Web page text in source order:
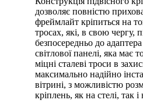
дозволяє повністю
фреймлайт кріпиться на
тросах, які, в свою чергу,
безпосередньо до
світлової панелі, яка має
міцні сталеві троси в
максимально надійно
вітрині, з можливістю
кріплень, як на стелі, так і